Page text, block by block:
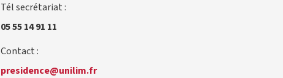
Tél secrétariat :
05 55 14 91 11
Contact :
presidence@unilim.fr